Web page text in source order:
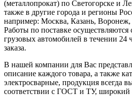
(металлопрокат) по Светогорске и
также в другие города и регионы
например: Москва, Казань,
Работы по поставке
грузовых автомобилей в течении 24
заказа.
В нашей компании для Вас
описание каждого товара, а также
электросварные, продукция всегда
соответствии с ГОСТ и ТУ, широкий